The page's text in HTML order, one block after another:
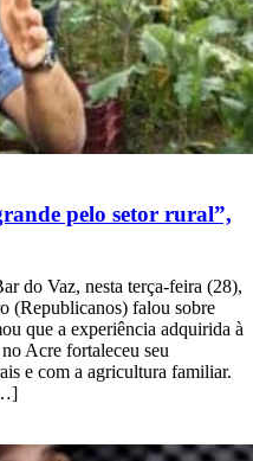
pelo setor rural”,
do Vaz, nesta terça-feira (28),
(Republicanos) falou sobre
que a experiência adquirida à
Acre fortaleceu seu
e com a agricultura familiar.